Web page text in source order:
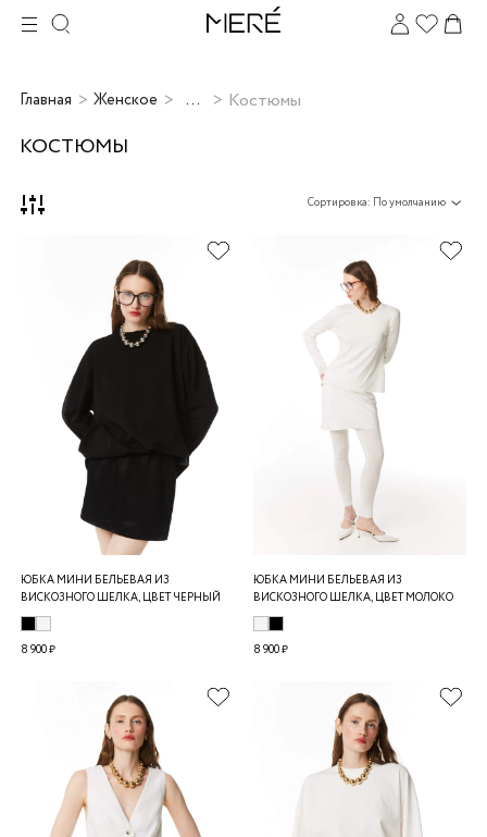
Главная Женское ... Костюмы
КОСТЮМЫ
Сортировка: По умолчанию
ЮБКА МИНИ БЕЛЬЕВАЯ ИЗ
ВИСКОЗНОГО ШЕЛКА, ЦВЕТ ЧЕРНЫЙ
8 900 ₽
ЮБКА МИНИ БЕЛЬЕВАЯ ИЗ
ВИСКОЗНОГО ШЕЛКА, ЦВЕТ МОЛОКО
8 900 ₽